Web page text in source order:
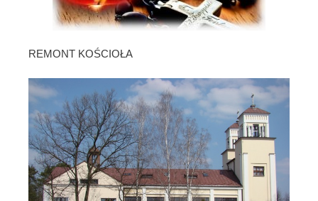
REMONT KOŚCIOŁA